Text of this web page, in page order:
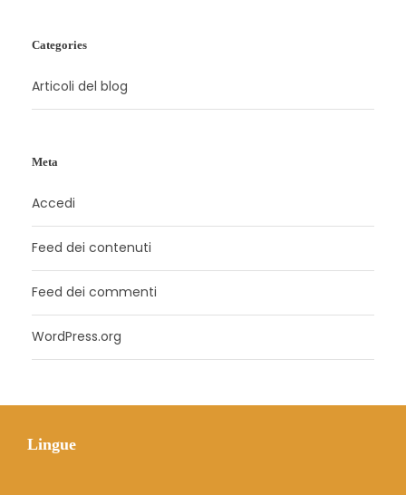
Categories
Articoli del blog
Meta
Accedi
Feed dei contenuti
Feed dei commenti
WordPress.org
Lingue